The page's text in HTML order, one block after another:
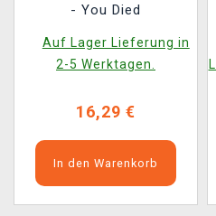
- You Died
Auf Lager Lieferung in
2-5 Werktagen.
16,29 €
In den Warenkorb